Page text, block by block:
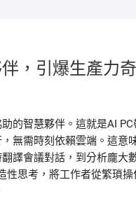
，引爆生產力
的智慧夥伴。這就是AI
無需時刻依賴雲端。這意
譯會議對話，到分析龐大
性思考，將工作者從繁瑣